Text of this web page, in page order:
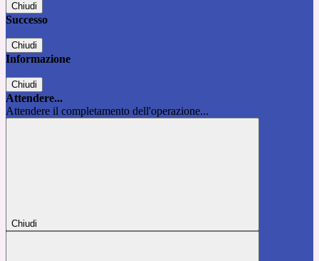
Chiudi
Successo
Chiudi
Informazione
Chiudi
Attendere...
Attendere il completamento dell'operazione...
Chiudi